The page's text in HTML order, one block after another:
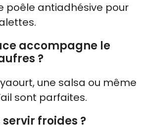
poêle antiadhésive pour
accompagne le
?
une salsa ou même
sont parfaites.
servir froides ?